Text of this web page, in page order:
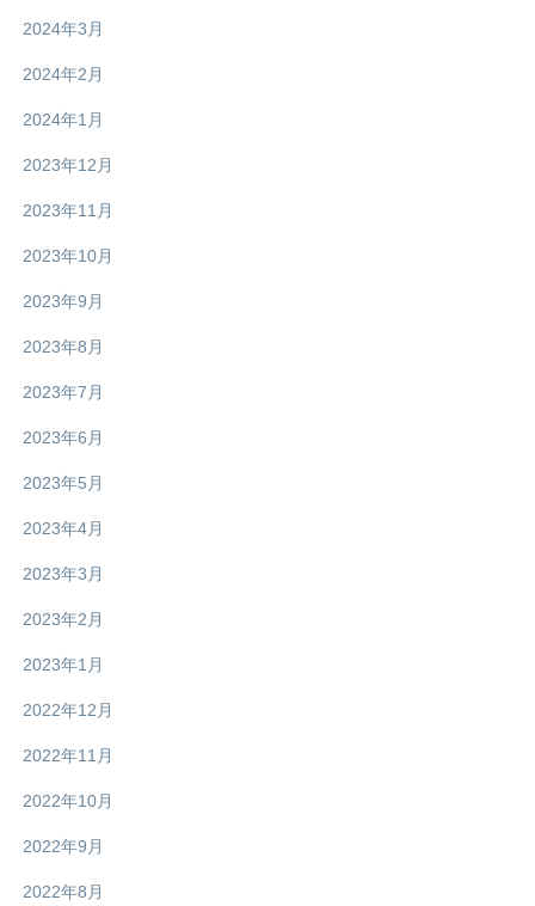
2024年3月
2024年2月
2024年1月
2023年12月
2023年11月
2023年10月
2023年9月
2023年8月
2023年7月
2023年6月
2023年5月
2023年4月
2023年3月
2023年2月
2023年1月
2022年12月
2022年11月
2022年10月
2022年9月
2022年8月